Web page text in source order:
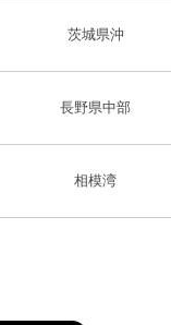
茨城県沖
長野県中部
相模湾